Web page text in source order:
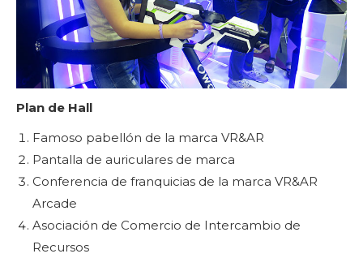
Plan de Hall
Famoso pabellón de la marca VR&AR
Pantalla de auriculares de marca
Conferencia de franquicias de la marca VR&AR
Arcade
Asociación de Comercio de Intercambio de
Recursos